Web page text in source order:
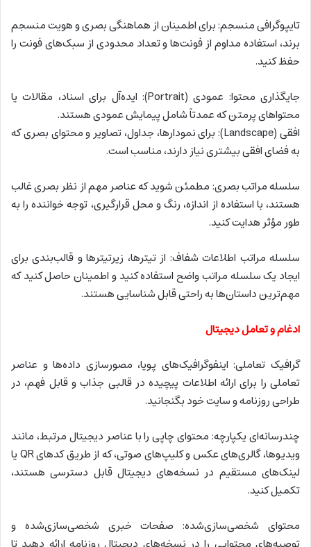
تایپوگرافی منسجم: برای اطمینان از هماهنگی بصری و هویت منسجم
برند، استفاده مداوم از فونت‌ها و تعداد محدودی از سبک‌های فونت را
حفظ کنید.
جایگذاری محتوا: عمودی (Portrait): ایده‌آل برای اسناد، مقالات یا
محتواهای پرمتن که عمدتاً شامل پیمایش عمودی هستند.
افقی (Landscape): برای نمودارها، جداول، تصاویر و محتوای بصری که
به فضای افقی بیشتری نیاز دارند، مناسب است.
سلسله مراتب بصری: مطمئن شوید که عناصر مهم از نظر بصری غالب
هستند، با استفاده از اندازه، رنگ و محل قرارگیری، توجه خواننده را به
طور مؤثر هدایت کنید.
سلسله مراتب اطلاعات شفاف: از تیترها، زیرتیترها و قالب‌بندی برای
ایجاد یک سلسله مراتب واضح استفاده کنید و اطمینان حاصل کنید که
مهم‌ترین داستان‌ها به راحتی قابل شناسایی هستند.
ادغام و تعامل دیجیتال
گرافیک تعاملی: اینفوگرافیک‌های پویا، مصورسازی داده‌ها و عناصر
تعاملی را برای ارائه اطلاعات پیچیده در قالبی جذاب و قابل فهم، در
طراحی روزنامه و سایت خود بگنجانید.
چندرسانه‌ای یکپارچه: محتوای چاپی را با عناصر دیجیتال مرتبط، مانند
ویدیوها، گالری‌های عکس و کلیپ‌های صوتی، که از طریق کدهای QR یا
لینک‌های مستقیم در نسخه‌های دیجیتال قابل دسترسی هستند،
تکمیل کنید.
محتوای شخصی‌سازی‌شده: صفحات خبری شخصی‌سازی‌شده و